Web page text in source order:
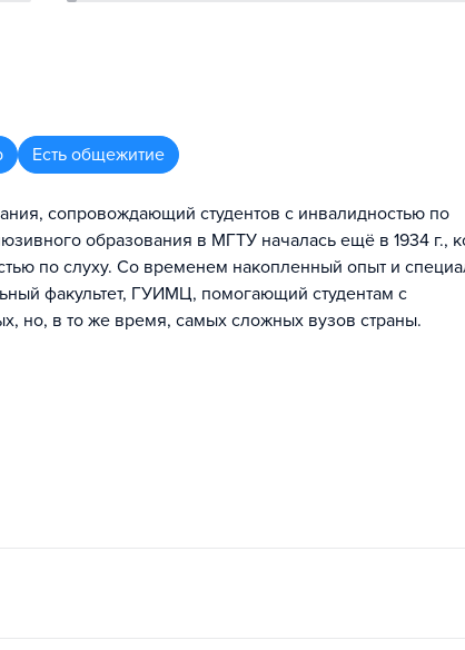
Есть общежитие
сопровождающий студентов с инвалидностью по
образования в МГТУ началась ещё в 1934 г.,
по слуху. Со временем накопленный опыт и
факультет, ГУИМЦ, помогающий студентам с
но, в то же время, самых сложных вузов страны.